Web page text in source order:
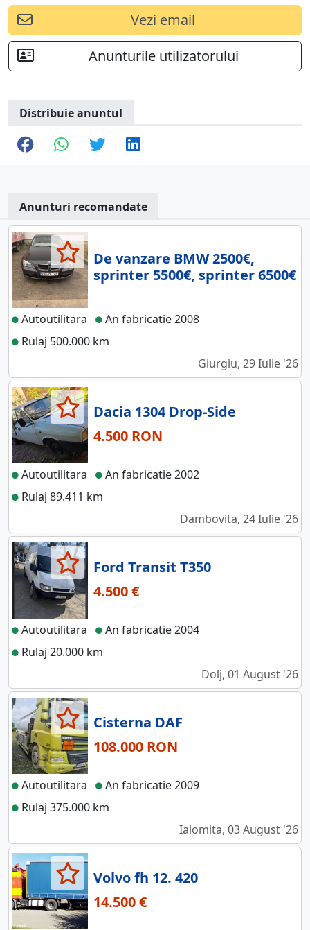
Vezi email
Anunturile utilizatorului
Distribuie anuntul
Anunturi recomandate
De vanzare BMW 2500€,
sprinter 5500€, sprinter 6500€
Autoutilitara
An fabricatie 2008
Rulaj 500.000 km
Giurgiu, 29 Iulie '26
Dacia 1304 Drop-Side
4.500 RON
Autoutilitara
An fabricatie 2002
Rulaj 89.411 km
Dambovita, 24 Iulie '26
Ford Transit T350
4.500 €
Autoutilitara
An fabricatie 2004
Rulaj 20.000 km
Dolj, 01 August '26
Cisterna DAF
108.000 RON
Autoutilitara
An fabricatie 2009
Rulaj 375.000 km
Ialomita, 03 August '26
Volvo fh 12. 420
14.500 €